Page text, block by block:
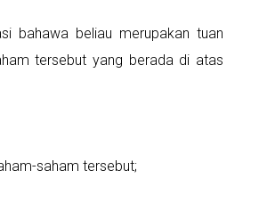
bahawa beliau merupakan tuan
tersebut yang berada di atas
saham tersebut;